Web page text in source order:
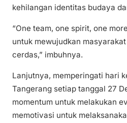
kehilangan identitas budaya
“One team, one spirit, one
untuk mewujudkan
cerdas,” imbuhnya.
Lanjutnya, memperingati hari
Tangerang setiap tanggal 27
momentum untuk melakukan
memotivasi untuk